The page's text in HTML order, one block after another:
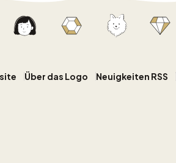
Über das Logo Neuigkeiten RSS